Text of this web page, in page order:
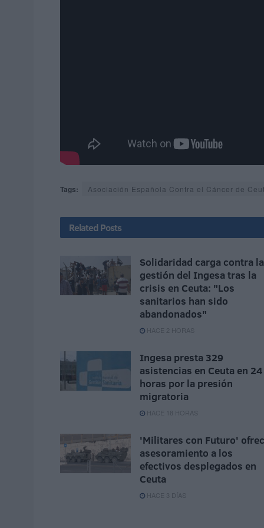
Tags: Asociación Española Contra el Cáncer de
Related Posts
Solidaridad carga contra la
gestión del Ingesa tras la
crisis en Ceuta: "Los
sanitarios han sido
abandonados"
HACE 2 HORAS
Ingesa presta 329
asistencias en Ceuta en 24
horas por la presión
migratoria
HACE 18 HORAS
'Militares con Futuro'
asesoramiento a los
efectivos desplegados en
Ceuta
HACE 3 DÍAS